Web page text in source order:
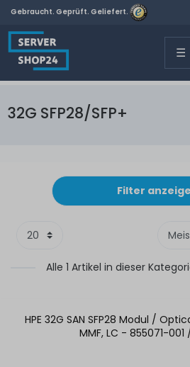
Gebraucht. Geprüft. Geliefert.
☰
32G SFP28/SFP+
Filter
Alle 1 Artikel in dieser
HPE 32G SAN SFP28 Modul /
MMF, LC - 855071-001